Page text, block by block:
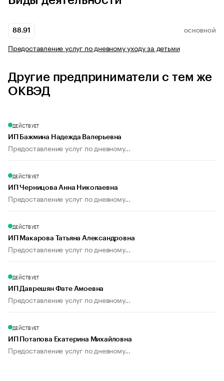
88.91 ОСНОВНОЙ
Предоставление услуг по дневному уходу за детьми
Другие предприниматели с тем же
ОКВЭД
ДЕЙСТВУЕТ
ИП Бажмина Надежда Валерьевна
Предоставление услуг по дневному...
ДЕЙСТВУЕТ
ИП Черницова Анна Николаевна
Предоставление услуг по дневному...
ДЕЙСТВУЕТ
ИП Макарова Татьяна Александровна
Предоставление услуг по дневному...
ДЕЙСТВУЕТ
ИП Даврешян Фате Амоевна
Предоставление услуг по дневному...
ДЕЙСТВУЕТ
ИП Потапова Екатерина Михайловна
Предоставление услуг по дневному...